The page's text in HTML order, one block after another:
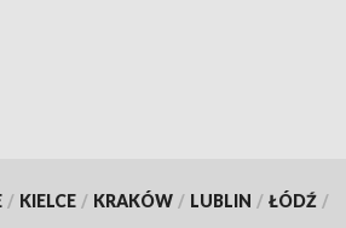
/ KIELCE / KRAKÓW / LUBLIN / ŁÓDŹ /